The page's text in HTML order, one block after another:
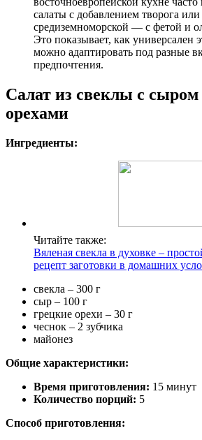
салаты с добавлением творога
средиземноморской — с фетой и
Это показывает, как универсален
можно адаптировать под разные
предпочтения.
Салат из свеклы с
орехами
Ингредиенты:
Читайте также:
Вяленая свекла в духовке –
рецепт заготовки в домашних
свекла – 300 г
сыр – 100 г
грецкие орехи – 30 г
чеснок – 2 зубчика
майонез
Общие характеристики:
Время приготовления: 15 минут
Количество порций: 5
Способ приготовления: